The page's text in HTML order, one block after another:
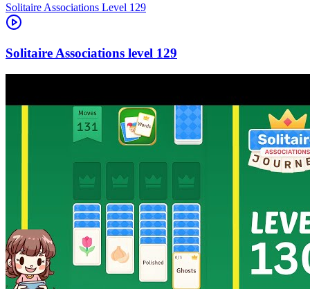
Level 129
129